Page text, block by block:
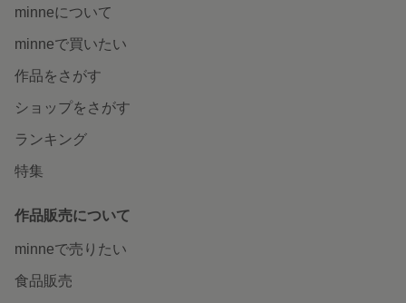
minneについて
minneで買いたい
作品をさがす
ショップをさがす
ランキング
特集
作品販売について
minneで売りたい
食品販売